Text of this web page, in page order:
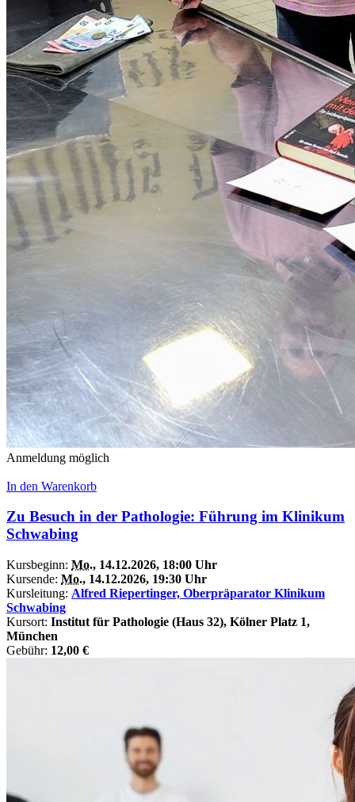
Anmeldung möglich
In den Warenkorb
Zu Besuch in der Pathologie: Führung im Klinikum
Schwabing
Kursbeginn: Mo., 14.12.2026, 18:00 Uhr
Kursende: Mo., 14.12.2026, 19:30 Uhr
Kursleitung: Alfred Riepertinger, Oberpräparator Klinikum
Schwabing
Kursort: Institut für Pathologie (Haus 32), Kölner Platz 1,
München
Gebühr: 12,00 €